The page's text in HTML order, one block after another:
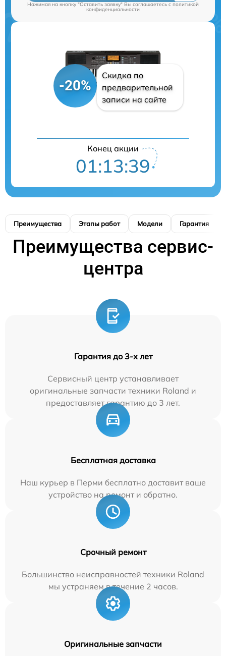
Нажимая на кнопку "Оставить заявку" Вы соглашаетесь cполитикой
конфиденциальности
-20%
Скидка по
предварительной
записи на сайте
Конец акции
01:13:38
Преимущества Этапы работ Модели Гарантия
Преимущества сервис-
центра
Гарантия до 3-х лет
Сервисный центр устанавливает
оригинальные запчасти техники Roland и
предоставляет гарантию до 3 лет.
Бесплатная доставка
Наш курьер в Перми бесплатно доставит ваше
устройство на ремонт и обратно.
Срочный ремонт
Большинство неисправностей техники Roland
мы устраняем в течение 2 часов.
Оригинальные запчасти